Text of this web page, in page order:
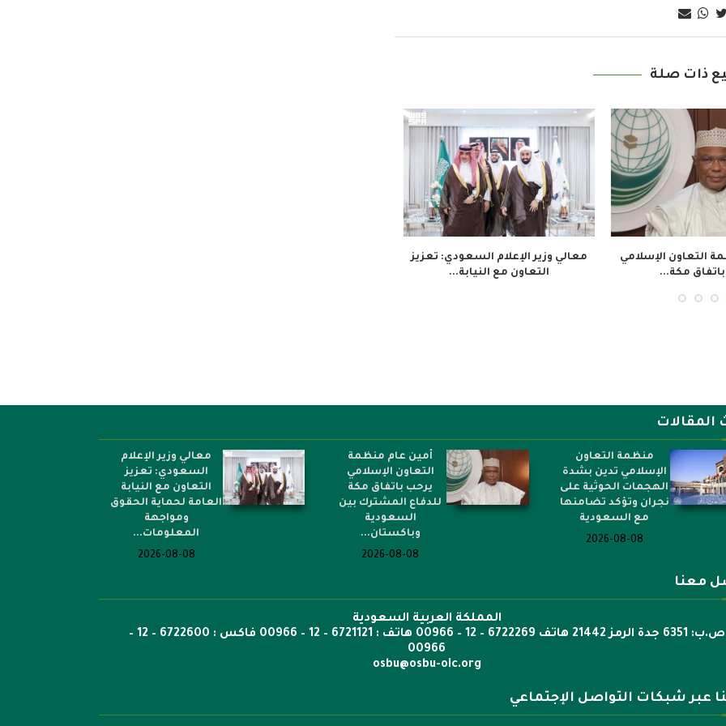
ذات صلة
الإعلام البنغلاديشي: لا سيطرة
حكومية على وسائل...
تدريب 30 صحفياً في السنغال لتعزيز
التغطية المهنية...
المقالات
منظمة التعاون
الإسلامي تدين بشدة
الهجمات الحوثية على
نجران وتؤكد تضامنها
مع السعودية
2026-08-08
أمين عام منظمة
التعاون الإسلامي
يرحب باتفاق مكة
للدفاع المشترك بين
السعودية
وباكستان...
2026-08-08
معالي وزير الإعلام
السعودي: تعزيز
التعاون مع النيابة
العامة لحماية الحقوق
ومواجهة
المعلومات...
2026-08-08
معنا
المملكة العربية السعودية
ص.ب: 6351 جدة الرمز 21442 هاتف 6722269 – 12 – 00966 هاتف : 6721121 – 12 – 00966 فاكس : 6722600 – 12 –
00966
osbu@osbu-oic.org
عبر شبكات التواصل الإجتماعي